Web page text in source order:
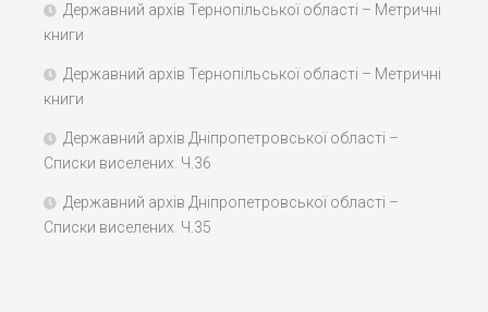
Державний архів Тернопільської області – Метричні
книги
Державний архів Тернопільської області – Метричні
книги
Державний архів Дніпропетровської області –
Списки виселених. Ч.36
Державний архів Дніпропетровської області –
Списки виселених. Ч.35